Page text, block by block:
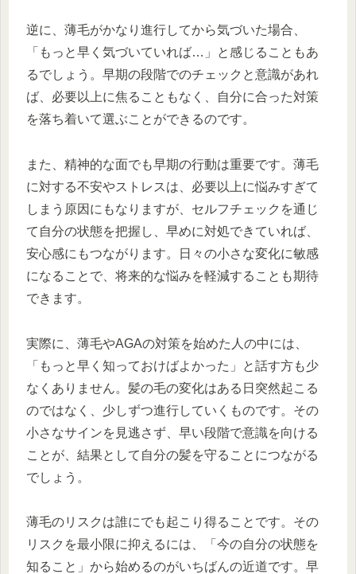
逆に、薄毛がかなり進行してから気づいた場合、
「もっと早く気づいていれば…」と感じることもあ
るでしょう。早期の段階でのチェックと意識があれ
ば、必要以上に焦ることもなく、自分に合った対策
を落ち着いて選ぶことができるのです。
また、精神的な面でも早期の行動は重要です。薄毛
に対する不安やストレスは、必要以上に悩みすぎて
しまう原因にもなりますが、セルフチェックを通じ
て自分の状態を把握し、早めに対処できていれば、
安心感にもつながります。日々の小さな変化に敏感
になることで、将来的な悩みを軽減することも期待
できます。
実際に、薄毛やAGAの対策を始めた人の中には、
「もっと早く知っておけばよかった」と話す方も少
なくありません。髪の毛の変化はある日突然起こる
のではなく、少しずつ進行していくものです。その
小さなサインを見逃さず、早い段階で意識を向ける
ことが、結果として自分の髪を守ることにつながる
でしょう。
薄毛のリスクは誰にでも起こり得ることです。その
リスクを最小限に抑えるには、「今の自分の状態を
知ること」から始めるのがいちばんの近道です。早